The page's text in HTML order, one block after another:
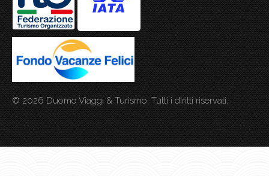
© 2026 Duomo Viaggi & Turismo. Tutti i diritti riservati.